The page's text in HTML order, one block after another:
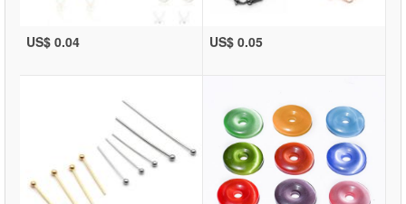
US$ 0.04 US$ 0.05